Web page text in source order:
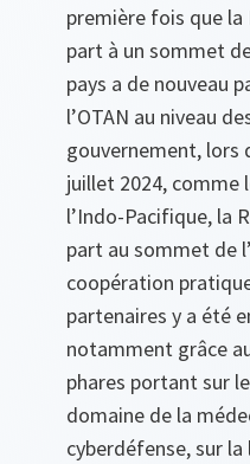
première fois que la
part à un sommet
pays a de nouveau
l’OTAN au niveau
gouvernement, lors
juillet 2024, comme
l’Indo-Pacifique, la
part au sommet de
coopération
partenaires y a été
notamment grâce
phares portant sur
domaine de la
cyberdéfense, sur